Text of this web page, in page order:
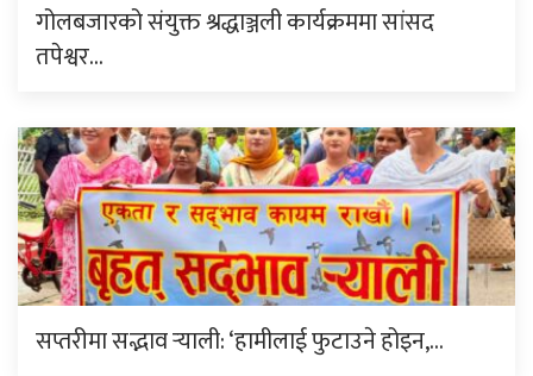
गोलबजारको संयुक्त श्रद्धाञ्जली कार्यक्रममा सांसद
तपेश्वर…
सप्तरीमा सद्भाव र्‍याली: ‘हामीलाई फुटाउने होइन,…